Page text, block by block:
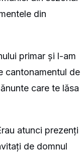
din
primar și l-am
cantonamentul de
care te lăsa
atunci prezenți
de domnul